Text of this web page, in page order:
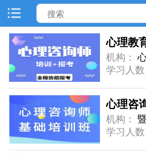
心理教
机构：
学习人
心理咨
机构：
学习人